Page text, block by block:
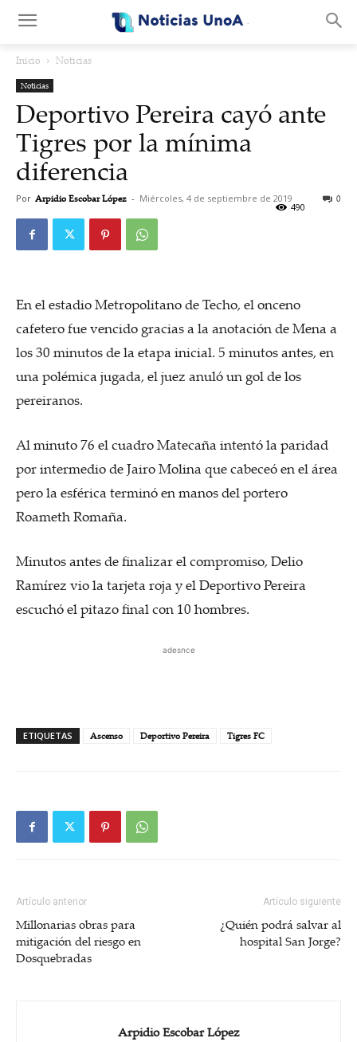
Inicio Noticias
Noticias
Deportivo Pereira cayó ante
Tigres por la mínima
diferencia
Por Arpidio Escobar López - Miércoles, 4 de septiembre de 2019 0
490
En el estadio Metropolitano de Techo, el onceno
cafetero fue vencido gracias a la anotación de Mena a
los 30 minutos de la etapa inicial. 5 minutos antes, en
una polémica jugada, el juez anuló un gol de los
pereiranos.
Al minuto 76 el cuadro Matecaña intentó la paridad
por intermedio de Jairo Molina que cabeceó en el área
pero la esférica terminó en manos del portero
Roameth Romaña.
Minutos antes de finalizar el compromiso, Delio
Ramírez vio la tarjeta roja y el Deportivo Pereira
escuchó el pitazo final con 10 hombres.
adesnce
ETIQUETAS Ascenso Deportivo Pereira Tigres FC
Artículo anterior
Millonarias obras para
mitigación del riesgo en
Dosquebradas
Artículo siguiente
¿Quién podrá salvar al
hospital San Jorge?
Arpidio Escobar López